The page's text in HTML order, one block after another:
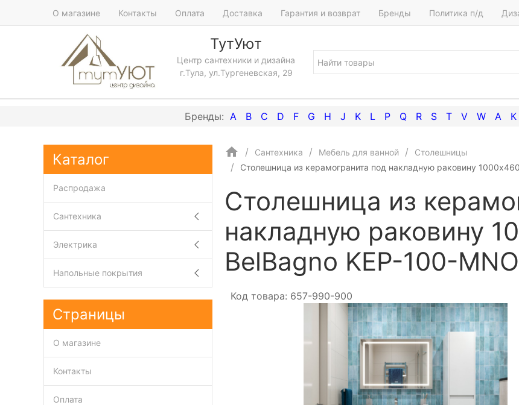
О магазине Контакты Оплата Доставка Гарантия и возврат Бренды Политика п/д
ТутУют
Центр сантехники и дизайна
г.Тула, ул.Тургеневская, 29
A B C D F G H J K L P Q R S T V W А К
Сантехника Мебель для ванной
Столешницы
Столешница из керамогранита под накладную раковину
Столешница из
накладную раковину
BelBagno KEP-100-MNO
Код товара: 657-990-900
Каталог
Распродажа
Сантехника
Электрика
Напольные покрытия
Страницы
О магазине
Контакты
Оплата